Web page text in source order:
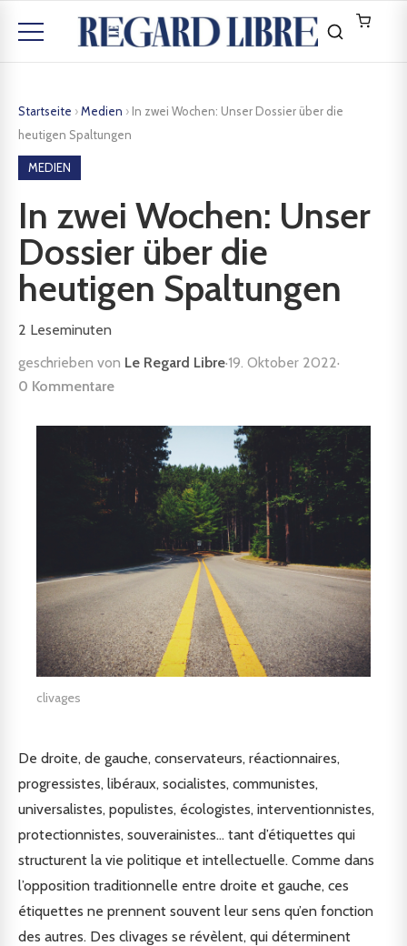
Startseite ›Medien › In zwei Wochen: Unser Dossier über die
heutigen Spaltungen
MEDIEN
In zwei Wochen: Unser
Dossier über die
heutigen Spaltungen
2 Leseminuten
geschrieben von Le Regard Libre·19. Oktober 2022·
0 Kommentare
clivages
De droite, de gauche, conservateurs, réactionnaires,
progressistes, libéraux, socialistes, communistes,
universalistes, populistes, écologistes, interventionnistes,
protectionnistes, souverainistes… tant d’étiquettes qui
structurent la vie politique et intellectuelle. Comme dans
l’opposition traditionnelle entre droite et gauche, ces
étiquettes ne prennent souvent leur sens qu’en fonction
des autres. Des clivages se révèlent, qui déterminent